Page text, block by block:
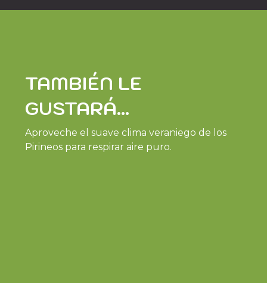
TAMBIÉN LE
GUSTARÁ...
Aproveche el suave clima veraniego de los
Pirineos para respirar aire puro.